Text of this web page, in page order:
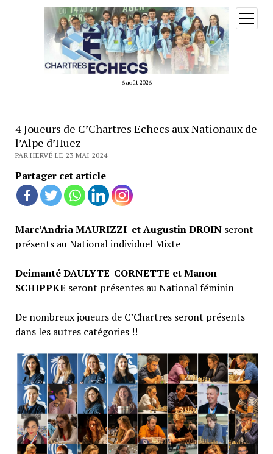
6 août 2026
ouvrir
menu
4 Joueurs de C’Chartres Echecs aux Nationaux de
l’Alpe d’Huez
PAR HERVÉ LE 23 MAI 2024
Partager cet article
Marc’Andria MAURIZZI et Augustin DROINseront
présents au National individuel Mixte
Deimanté DAULYTE-CORNETTE et Manon
SCHIPPKE seront présentes au National féminin
De nombreux joueurs de C’Chartres seront présents
dans les autres catégories !!